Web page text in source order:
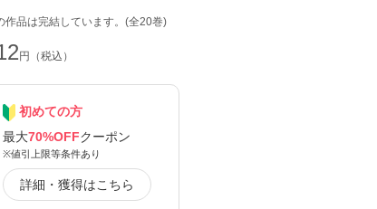
作品は完結しています。(全20巻)
円（税込）
初めての方
最大70%OFFクーポン
※値引上限等条件あり
詳細・獲得はこちら